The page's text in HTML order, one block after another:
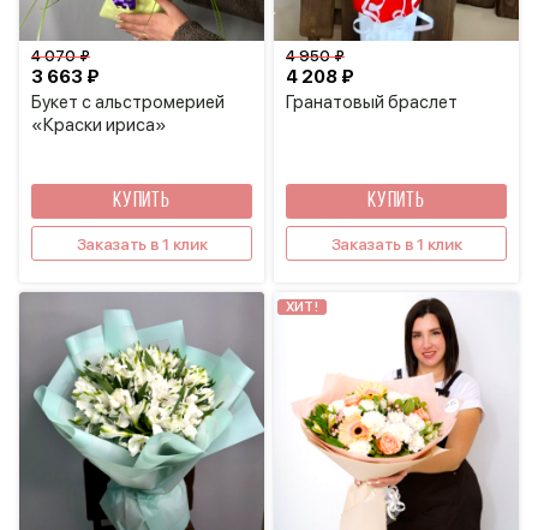
Букет с альстромерией
«Краски ириса»
3 663 ₽
4 070 ₽
КУПИТЬ
Заказать в 1 клик
Гранатовый браслет
4 208 ₽
4 950 ₽
КУПИТЬ
Заказать в 1 клик
ХИТ!